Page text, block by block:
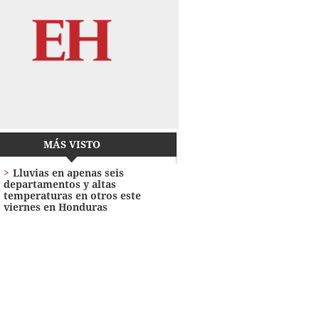
MÁS VISTO
Lluvias en apenas seis
departamentos y altas
temperaturas en otros este
viernes en Honduras